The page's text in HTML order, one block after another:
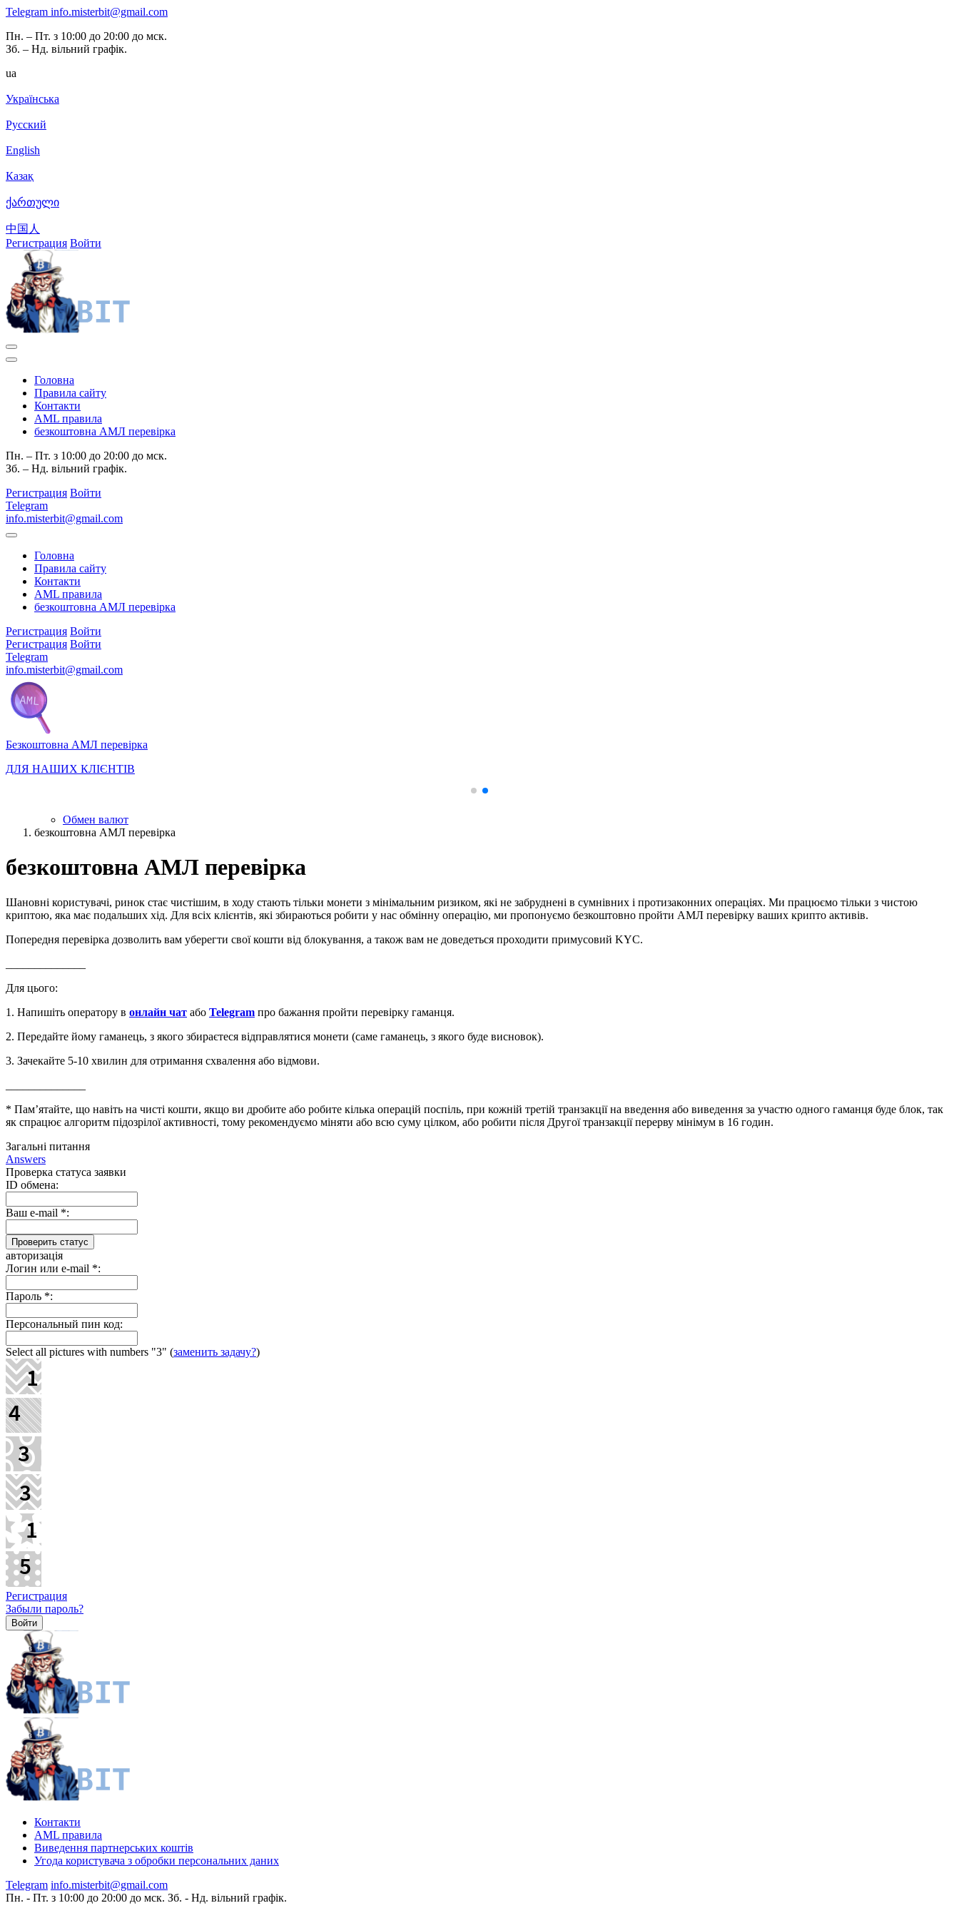
Telegram info.misterbit@gmail.com
Пн. – Пт. з 10:00 до 20:00 до мск.
Зб. – Нд. вільний графік.
ua
Українська
Русский
English
Казақ
ქართული
中国人
Регистрация Войти
Головна
Правила сайту
Контакти
AML правила
безкоштовна АМЛ перевірка
Пн. – Пт. з 10:00 до 20:00 до мск.
Зб. – Нд. вільний графік.
Регистрация Войти
Telegram
info.misterbit@gmail.com
Головна
Правила сайту
Контакти
AML правила
безкоштовна АМЛ перевірка
Регистрация Войти
Регистрация Войти
Telegram
info.misterbit@gmail.com
Безкоштовна АМЛ перевірка
ДЛЯ НАШИХ КЛІЄНТІВ
Обмен валют
безкоштовна АМЛ перевірка
безкоштовна АМЛ перевірка
Шановні користувачі, ринок стає чистішим, в ходу стають тільки монети з мінімальним ризиком, які не забруднені в сумнівних і протизаконних операціях. Ми працюємо тільки з чистою
криптою, яка має подальших хід. Для всіх клієнтів, які збираються робити у нас обмінну операцію, ми пропонуємо безкоштовно пройти АМЛ перевірку ваших крипто активів.
Попередня перевірка дозволить вам уберегти свої кошти від блокування, а також вам не доведеться проходити примусовий KYC.
Для цього:
1. Напишіть оператору в онлайн чат або Telegram про бажання пройти перевірку гаманця.
2. Передайте йому гаманець, з якого збираєтеся відправлятися монети (саме гаманець, з якого буде висновок).
3. Зачекайте 5-10 хвилин для отримання схвалення або відмови.
* Пам’ятайте, що навіть на чисті кошти, якщо ви дробите або робите кілька операцій поспіль, при кожній третій транзакції на введення або виведення за участю одного гаманця буде блок, так
як спрацює алгоритм підозрілої активності, тому рекомендуємо міняти або всю суму цілком, або робити після Другої транзакції перерву мінімум в 16 годин.
Загальні питання
Answers
Проверка статуса заявки
ID обмена:
Ваш e-mail *:
авторизація
Логин или e-mail *:
Пароль *:
Персональный пин код:
Select all pictures with numbers "3" (заменить задачу?)
Регистрация
Забыли пароль?
Контакти
AML правила
Виведення партнерських коштів
Угода користувача з обробки персональних даних
Telegram info.misterbit@gmail.com
Пн. - Пт. з 10:00 до 20:00 до мск. Зб. - Нд. вільний графік.